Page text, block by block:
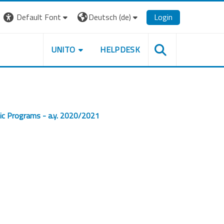
Default Font
Deutsch ‎(de)‎ Login
UNITO HELPDESK
Programs - a.y. 2020/2021